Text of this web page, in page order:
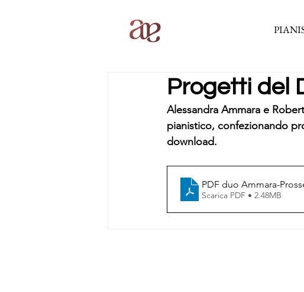
Progetti del
Alessandra Ammara e
pianistico, confezionando
download.
PDF duo Ammara-
Scarica PDF • 2.48MB